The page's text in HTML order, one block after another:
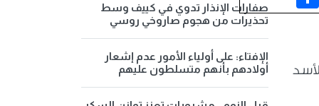
صفارات الإنذار تدوي في كييف وسط
تحذيرات من هجوم صاروخي روسي
الإفتاء: على أولياء الأمور عدم إشعار
أولادهم بأنهم متسلطون عليهم